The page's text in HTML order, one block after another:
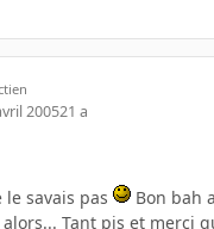
200521 a
savais pas
Bon bah
Tant pis et merci